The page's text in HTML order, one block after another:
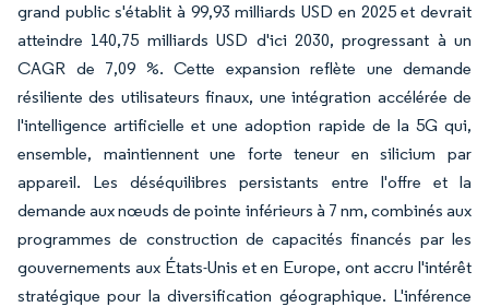
grand public s'établit à 99,93 milliards USD en 2025 et devrait
atteindre 140,75 milliards USD d'ici 2030, progressant à un
CAGR de 7,09 %. Cette expansion reflète une demande
résiliente des utilisateurs finaux, une intégration accélérée de
l'intelligence artificielle et une adoption rapide de la 5G qui,
ensemble, maintiennent une forte teneur en silicium par
appareil. Les déséquilibres persistants entre l'offre et la
demande aux nœuds de pointe inférieurs à 7 nm, combinés aux
programmes de construction de capacités financés par les
gouvernements aux États-Unis et en Europe, ont accru l'intérêt
stratégique pour la diversification géographique. L'inférence